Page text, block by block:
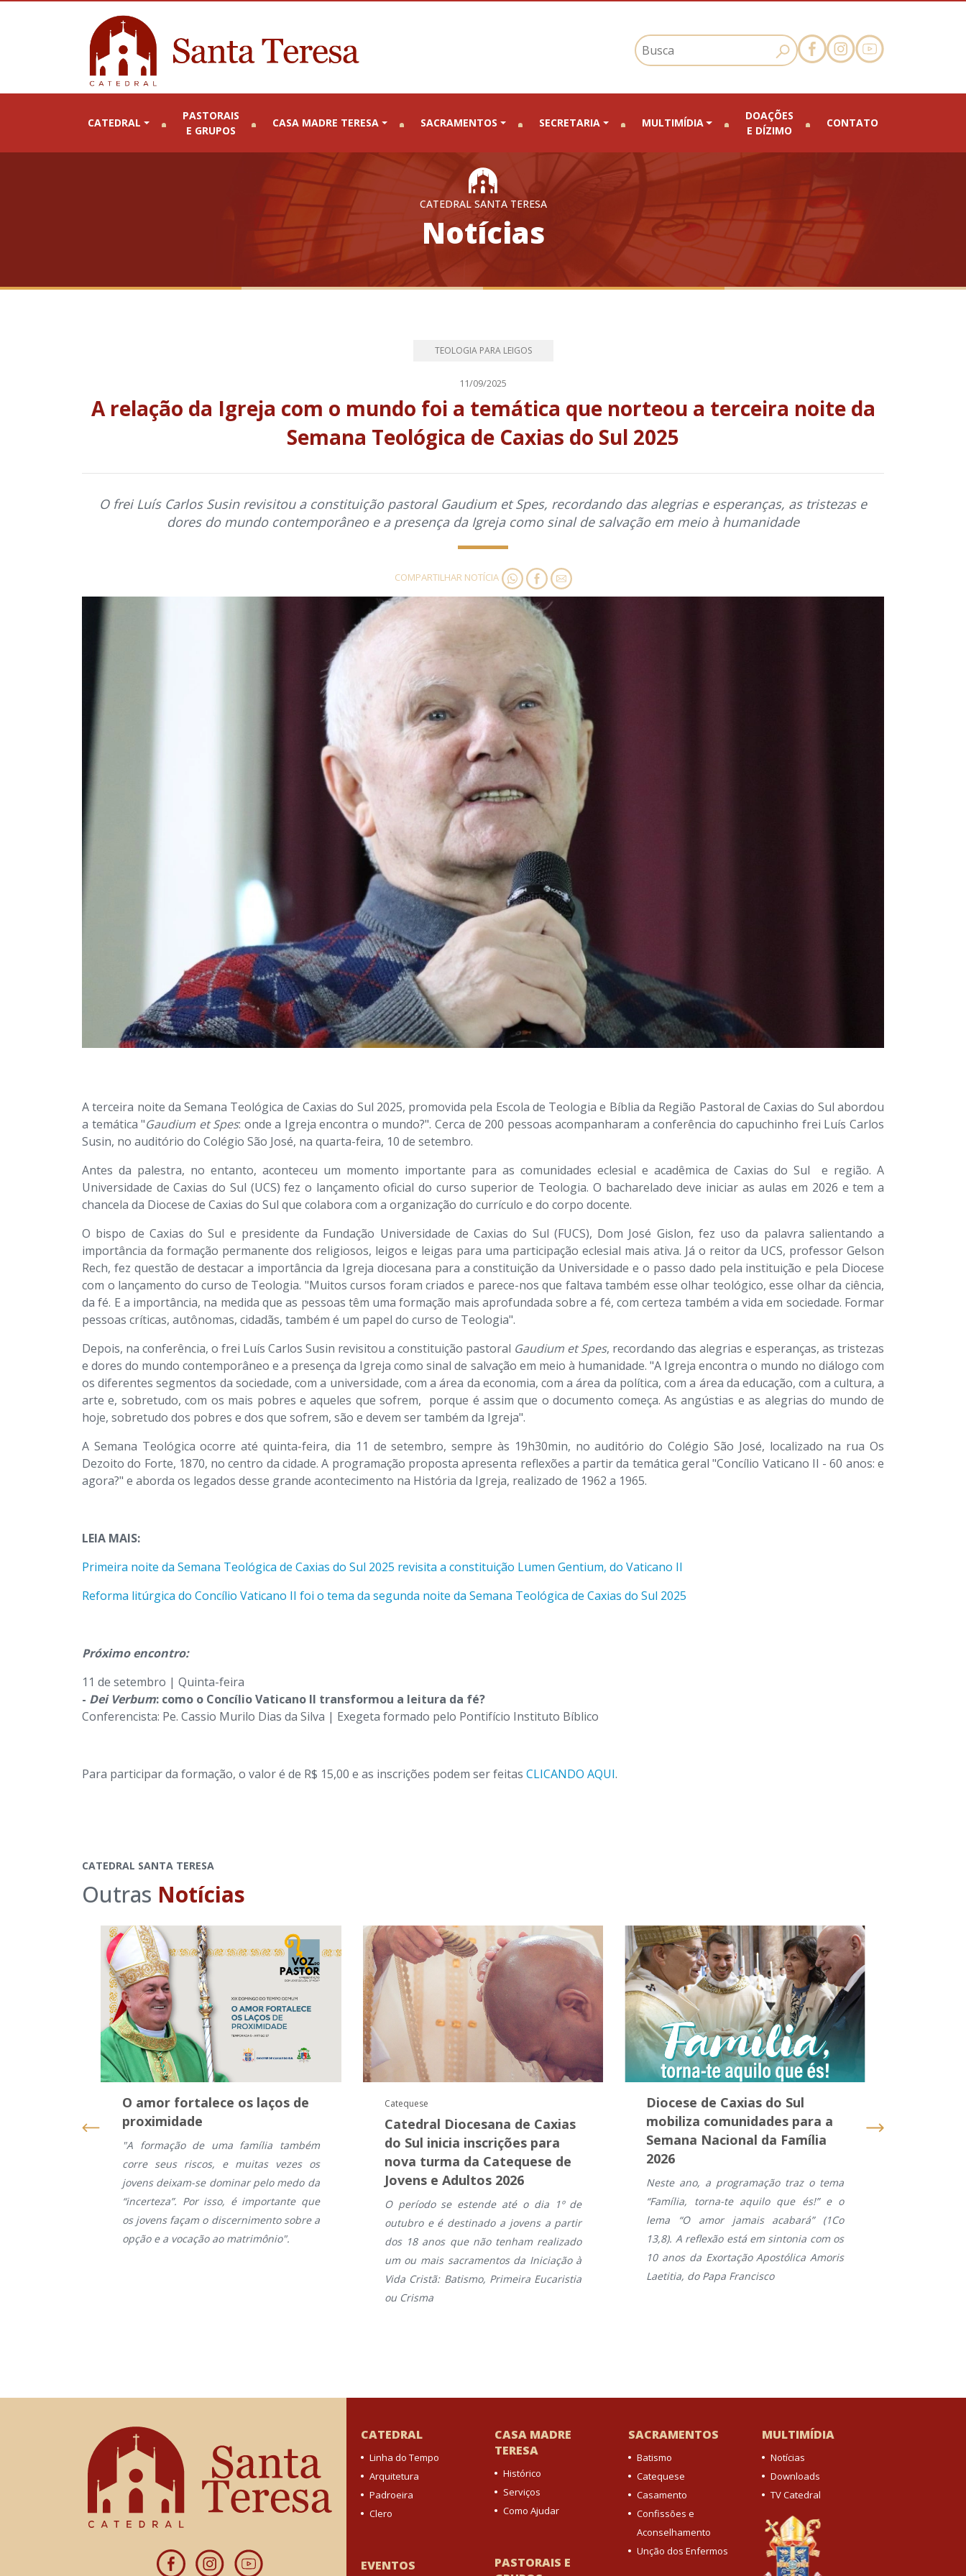
CATEDRAL
PASTORAIS
E GRUPOS
CASA MADRE TERESA SACRAMENTOS SECRETARIA MULTIMÍDIA
DOAÇÕES
E DÍZIMO
CONTATO
CATEDRAL SANTA TERESA
Notícias
TEOLOGIA PARA LEIGOS
11/09/2025
A relação da Igreja com o mundo foi a temática que norteou a terceira noite da
Semana Teológica de Caxias do Sul 2025
O frei Luís Carlos Susin revisitou a constituição pastoral Gaudium et Spes, recordando das alegrias e esperanças, as tristezas e
dores do mundo contemporâneo e a presença da Igreja como sinal de salvação em meio à humanidade
COMPARTILHAR NOTÍCIA
A terceira noite da Semana Teológica de Caxias do Sul 2025, promovida pela Escola de Teologia e Bíblia da Região Pastoral de Caxias do Sul abordou
a temática "Gaudium et Spes: onde a Igreja encontra o mundo?". Cerca de 200 pessoas acompanharam a conferência do capuchinho frei Luís Carlos
Susin, no auditório do Colégio São José, na quarta-feira, 10 de setembro.
Antes da palestra, no entanto, aconteceu um momento importante para as comunidades eclesial e acadêmica de Caxias do Sul e região. A
Universidade de Caxias do Sul (UCS) fez o lançamento oficial do curso superior de Teologia. O bacharelado deve iniciar as aulas em 2026 e tem a
chancela da Diocese de Caxias do Sul que colabora com a organização do currículo e do corpo docente.
O bispo de Caxias do Sul e presidente da Fundação Universidade de Caxias do Sul (FUCS), Dom José Gislon, fez uso da palavra salientando a
importância da formação permanente dos religiosos, leigos e leigas para uma participação eclesial mais ativa. Já o reitor da UCS, professor Gelson
Rech, fez questão de destacar a importância da Igreja diocesana para a constituição da Universidade e o passo dado pela instituição e pela Diocese
com o lançamento do curso de Teologia. "Muitos cursos foram criados e parece-nos que faltava também esse olhar teológico, esse olhar da ciência,
da fé. E a importância, na medida que as pessoas têm uma formação mais aprofundada sobre a fé, com certeza também a vida em sociedade. Formar
pessoas críticas, autônomas, cidadãs, também é um papel do curso de Teologia".
Depois, na conferência, o frei Luís Carlos Susin revisitou a constituição pastoral Gaudium et Spes, recordando das alegrias e esperanças, as tristezas
e dores do mundo contemporâneo e a presença da Igreja como sinal de salvação em meio à humanidade. "A Igreja encontra o mundo no diálogo com
os diferentes segmentos da sociedade, com a universidade, com a área da economia, com a área da política, com a área da educação, com a cultura, a
arte e, sobretudo, com os mais pobres e aqueles que sofrem, porque é assim que o documento começa. As angústias e as alegrias do mundo de
hoje, sobretudo dos pobres e dos que sofrem, são e devem ser também da Igreja".
A Semana Teológica ocorre até quinta-feira, dia 11 de setembro, sempre às 19h30min, no auditório do Colégio São José, localizado na rua Os
Dezoito do Forte, 1870, no centro da cidade. A programação proposta apresenta reflexões a partir da temática geral "Concílio Vaticano II - 60 anos: e
agora?" e aborda os legados desse grande acontecimento na História da Igreja, realizado de 1962 a 1965.
LEIA MAIS:
Primeira noite da Semana Teológica de Caxias do Sul 2025 revisita a constituição Lumen Gentium, do Vaticano II
Reforma litúrgica do Concílio Vaticano II foi o tema da segunda noite da Semana Teológica de Caxias do Sul 2025
Próximo encontro:
11 de setembro | Quinta-feira
- Dei Verbum: como o Concílio Vaticano II transformou a leitura da fé?
Conferencista: Pe. Cassio Murilo Dias da Silva | Exegeta formado pelo Pontifício Instituto Bíblico
Para participar da formação, o valor é de R$ 15,00 e as inscrições podem ser feitas CLICANDO AQUI.
CATEDRAL SANTA TERESA
Outras Notícias
O amor fortalece os laços de
proximidade
"A formação de uma família também
corre seus riscos, e muitas vezes os
jovens deixam-se dominar pelo medo da
“incerteza”. Por isso, é importante que
os jovens façam o discernimento sobre a
opção e a vocação ao matrimônio".
Catequese
Catedral Diocesana de Caxias
do Sul inicia inscrições para
nova turma da Catequese de
Jovens e Adultos 2026
O período se estende até o dia 1º de
outubro e é destinado a jovens a partir
dos 18 anos que não tenham realizado
um ou mais sacramentos da Iniciação à
Vida Cristã: Batismo, Primeira Eucaristia
ou Crisma
Diocese de Caxias do Sul
mobiliza comunidades para a
Semana Nacional da Família
2026
Neste ano, a programação traz o tema
“Família, torna-te aquilo que és!” e o
lema “O amor jamais acabará” (1Co
13,8). A reflexão está em sintonia com os
10 anos da Exortação Apostólica Amoris
Laetitia, do Papa Francisco
CATEDRAL
Linha do Tempo
Arquitetura
Padroeira
Clero
EVENTOS
CASA MADRE
TERESA
Histórico
Serviços
Como Ajudar
PASTORAIS E
SACRAMENTOS
Batismo
Catequese
Casamento
Confissões e
Aconselhamento
Unção dos Enfermos
MULTIMÍDIA
Notícias
Downloads
TV Catedral